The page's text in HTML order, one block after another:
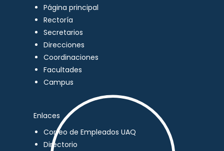
Página principal
Rectoría
Secretarios
Direcciones
Coordinaciones
Facultades
Campus
Enlaces
Correo de Empleados UAQ
Directorio